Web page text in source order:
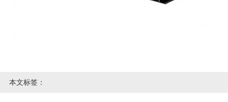
本文标签：